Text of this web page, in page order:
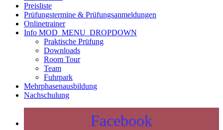
Preisliste
Prüfungstermine & Prüfungsanmeldungen
Onlinetrainer
Info MOD_MENU_DROPDOWN
Praktische Prüfung
Downloads
Room Tour
Team
Fuhrpark
Mehrphasenausbildung
Nachschulung
Facebook